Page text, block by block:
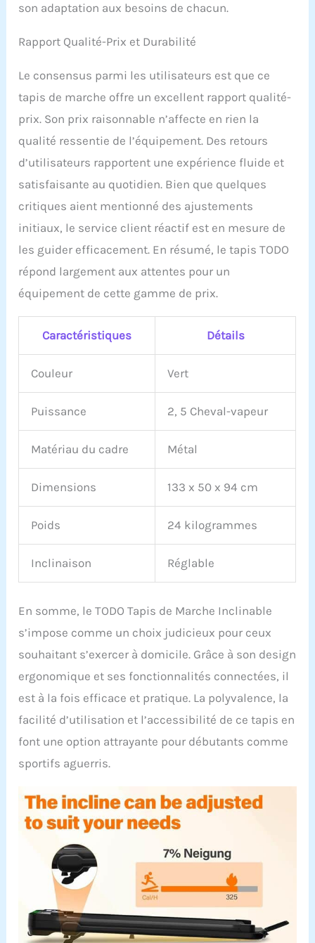
homogène pour rendre
confortable.
son adaptation aux besoins de chacun.
Rapport Qualité-Prix et Durabilité
Le consensus parmi les utilisateurs est que ce
tapis de marche offre un excellent rapport qualité-
prix. Son prix raisonnable n’affecte en rien la
qualité ressentie de l’équipement. Des retours
d’utilisateurs rapportent une expérience fluide et
satisfaisante au quotidien. Bien que quelques
critiques aient mentionné des ajustements
initiaux, le service client réactif est en mesure de
les guider efficacement. En résumé, le tapis TODO
répond largement aux attentes pour un
équipement de cette gamme de prix.
Caractéristiques Détails
Couleur Vert
Puissance 2, 5 Cheval-vapeur
Matériau du cadre Métal
Dimensions 133 x 50 x 94 cm
Poids 24 kilogrammes
Inclinaison Réglable
En somme, le TODO Tapis de Marche Inclinable
s’impose comme un choix judicieux pour ceux
souhaitant s’exercer à domicile. Grâce à son design
ergonomique et ses fonctionnalités connectées, il
est à la fois efficace et pratique. La polyvalence, la
facilité d’utilisation et l’accessibilité de ce tapis en
font une option attrayante pour débutants comme
sportifs aguerris.